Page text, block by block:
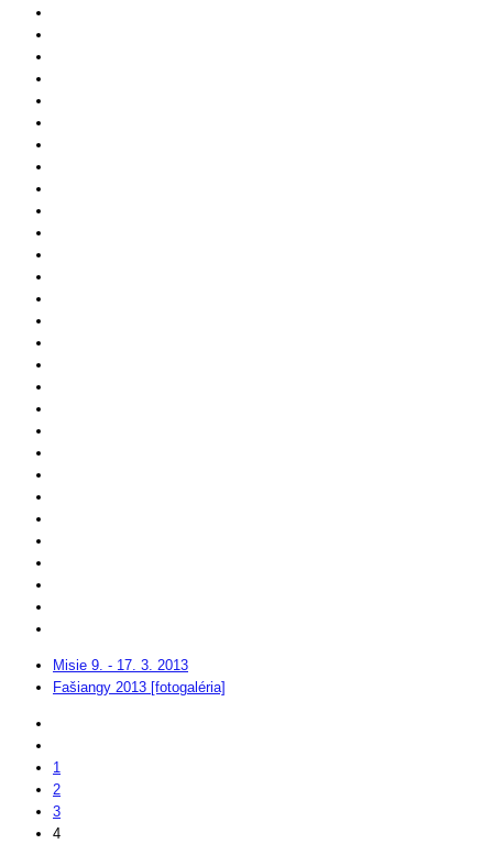
Misie 9. - 17. 3. 2013
Fašiangy 2013 [fotogaléria]
1
2
3
4